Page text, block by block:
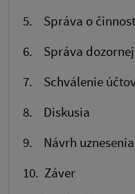
5. Správa o
6. Správa dozornej
7. Schválenie
8. Diskusia
9. Návrh uznesenia
10. Záver